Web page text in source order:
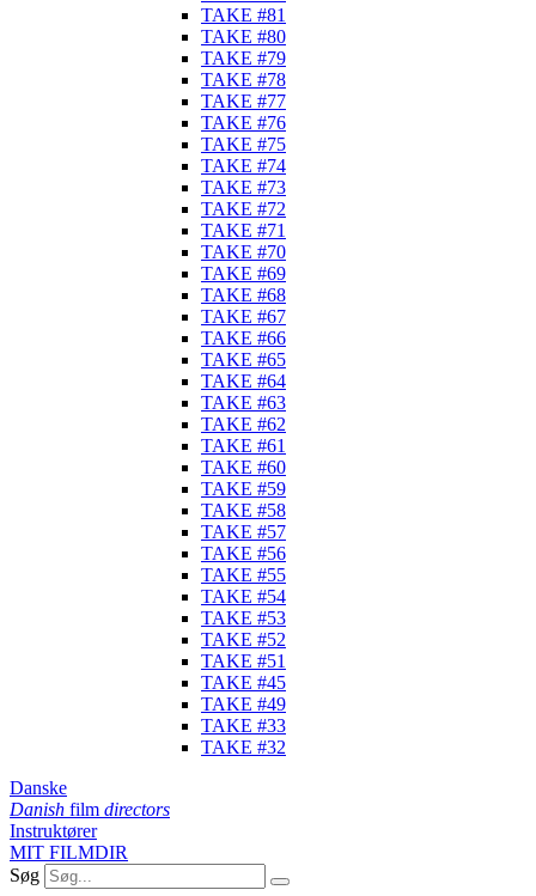
TAKE #81
TAKE #80
TAKE #79
TAKE #78
TAKE #77
TAKE #76
TAKE #75
TAKE #74
TAKE #73
TAKE #72
TAKE #71
TAKE #70
TAKE #69
TAKE #68
TAKE #67
TAKE #66
TAKE #65
TAKE #64
TAKE #63
TAKE #62
TAKE #61
TAKE #60
TAKE #59
TAKE #58
TAKE #57
TAKE #56
TAKE #55
TAKE #54
TAKE #53
TAKE #52
TAKE #51
TAKE #45
TAKE #49
TAKE #33
TAKE #32
Danske
Danish film directors
Instruktører
MIT FILMDIR
Søg